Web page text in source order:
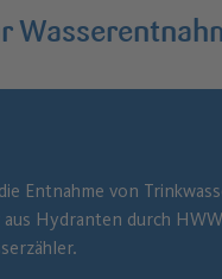
Entnahme von
aus Hydranten durch